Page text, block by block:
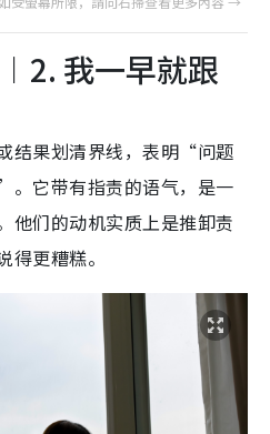
我一早就跟
结果划清界线，表明“问题
。它带有指责的语气，是一
他们的动机实质上是推卸责
更糟糕。